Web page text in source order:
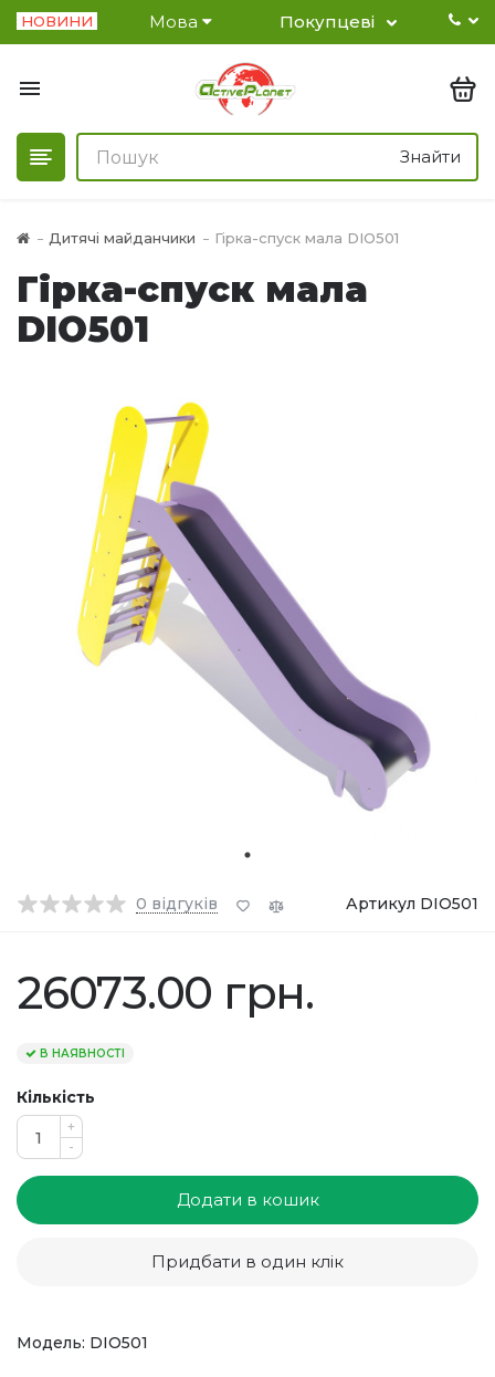
НОВИНИ Мова Покупцеві
Знайти
Дитячі майданчики Гірка-спуск мала DIO501
Гірка-спуск мала
DIO501
0 відгуків Артикул DIO501
26073.00 грн.
В НАЯВНОСТІ
Кількість
+
-
Додати в кошик
Придбати в один клік
Модель: DIO501